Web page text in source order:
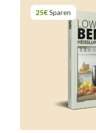
25€Sparen